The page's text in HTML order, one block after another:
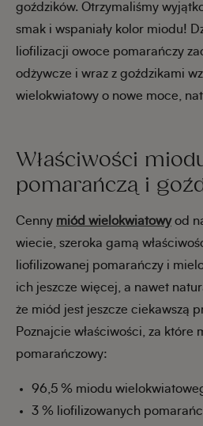
goździków. Otrzymaliśmy
smak i wspaniały kolor miodu!
liofilizacji owoce pomarańczy
odżywcze i wraz z goździkami
wielokwiatowy o nowe moce,
Właściwości
pomarańczą i
Cenny miód wielokwiatowyod
wiecie, szeroka gamą
liofilizowanej pomarańczy i
ich jeszcze więcej, a nawet
że miód jest jeszcze ciekawszą
Poznajcie właściwości, za które
pomarańczowy:
96,5 % miodu
3 % liofilizowanych